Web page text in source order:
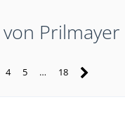
Prilmayer
4 5 … 18